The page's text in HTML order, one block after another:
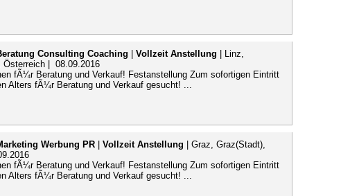
Consulting Coaching Vollzeit Anstellung | Linz,
Österreich | 08.09.2016
fÃ¼r Beratung und Verkauf! Festanstellung Zum sofortigen Eintritt
Alters fÃ¼r Beratung und Verkauf gesucht! ...
Werbung PR Vollzeit Anstellung | Graz, Graz(Stadt),
fÃ¼r Beratung und Verkauf! Festanstellung Zum sofortigen Eintritt
Alters fÃ¼r Beratung und Verkauf gesucht! ...